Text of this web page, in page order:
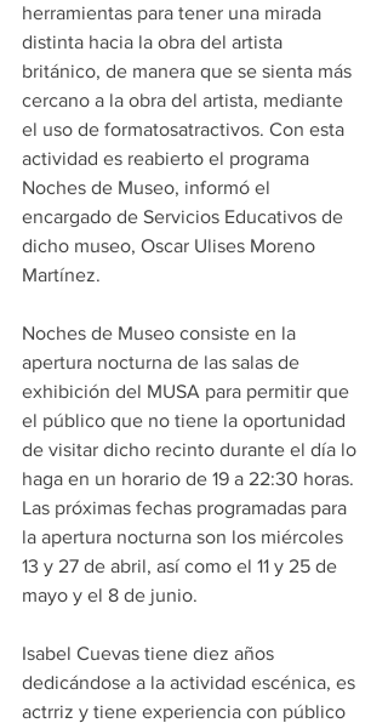
herramientas para tener una mirada
distinta hacia la obra del artista
británico, de manera que se sienta más
cercano a la obra del artista, mediante
el uso de formatosatractivos. Con esta
actividad es reabierto el programa
Noches de Museo, informó el
encargado de Servicios Educativos de
dicho museo, Oscar Ulises Moreno
Martínez.
Noches de Museo consiste en la
apertura nocturna de las salas de
exhibición del MUSA para permitir que
el público que no tiene la oportunidad
de visitar dicho recinto durante el día lo
haga en un horario de 19 a 22:30 horas.
Las próximas fechas programadas para
la apertura nocturna son los miércoles
13 y 27 de abril, así como el 11 y 25 de
mayo y el 8 de junio.
Isabel Cuevas tiene diez años
dedicándose a la actividad escénica, es
actrriz y tiene experiencia con público